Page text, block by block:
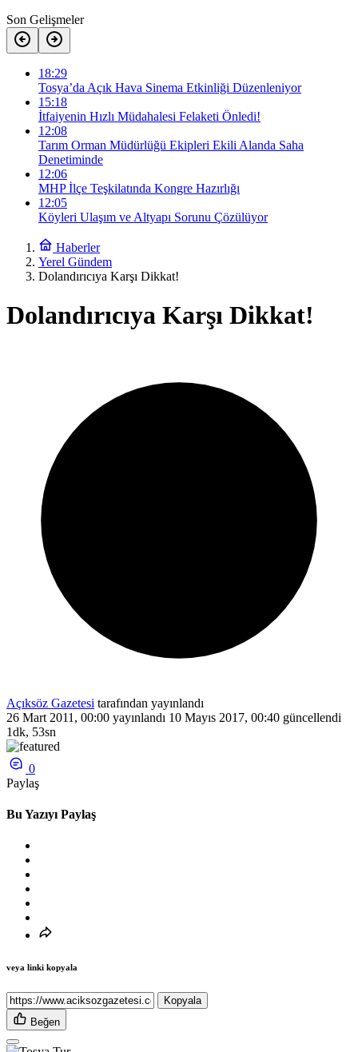
Son Gelişmeler
18:29
Tosya’da Açık Hava Sinema Etkinliği Düzenleniyor
15:18
İtfaiyenin Hızlı Müdahalesi Felaketi Önledi!
12:08
Tarım Orman Müdürlüğü Ekipleri Ekili Alanda Saha
Denetiminde
12:06
MHP İlçe Teşkilatında Kongre Hazırlığı
12:05
Köyleri Ulaşım ve Altyapı Sorunu Çözülüyor
Haberler
Yerel Gündem
Dolandırıcıya Karşı Dikkat!
Dolandırıcıya Karşı Dikkat!
Açıksöz Gazetesi tarafından yayınlandı
26 Mart 2011, 00:00 yayınlandı 10 Mayıs 2017, 00:40 güncellendi
1dk, 53sn
0
Paylaş
Bu Yazıyı Paylaş
veya linki kopyala
Kopyala
Beğen